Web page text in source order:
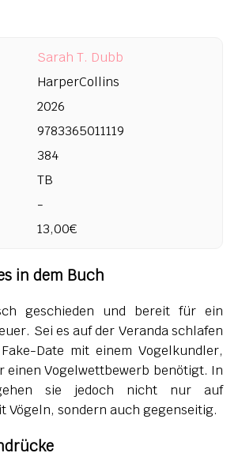
Sarah T. Dubb
HarperCollins
2026
9783365011119
384
TB
-
13,00€
in dem Buch
geschieden und bereit für ein
Sei es auf der Veranda schlafen
Date mit einem Vogelkundler,
einen Vogelwettbewerb benötigt. In
sie jedoch nicht nur auf
Vögeln, sondern auch gegenseitig.